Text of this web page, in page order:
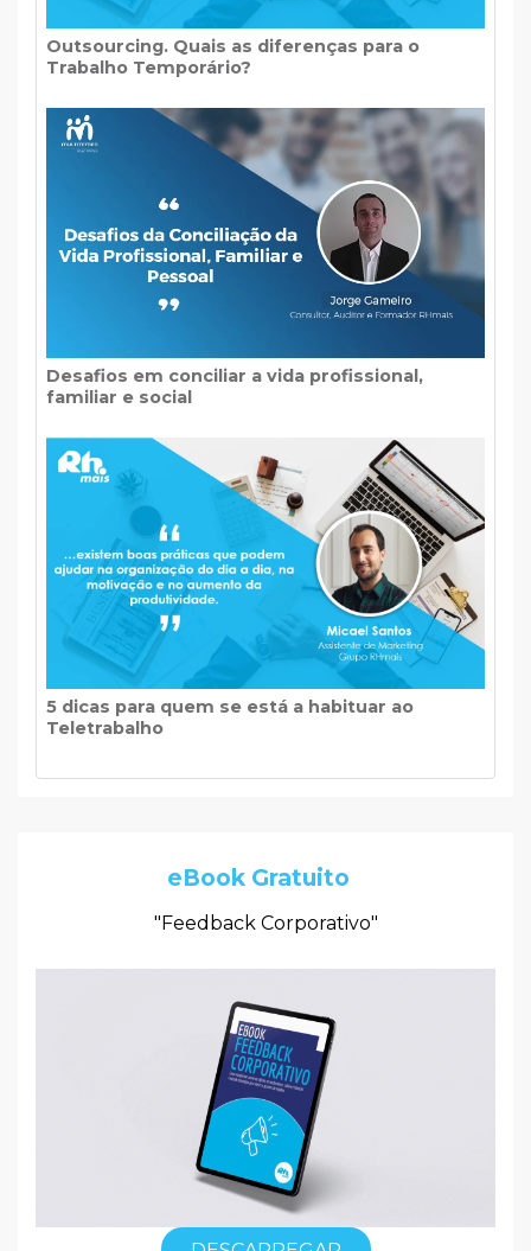
Outsourcing. Quais as diferenças para o
Trabalho Temporário?
Desafios em conciliar a vida profissional,
familiar e social
5 dicas para quem se está a habituar ao
Teletrabalho
eBook Gratuito
"Feedback Corporativo"